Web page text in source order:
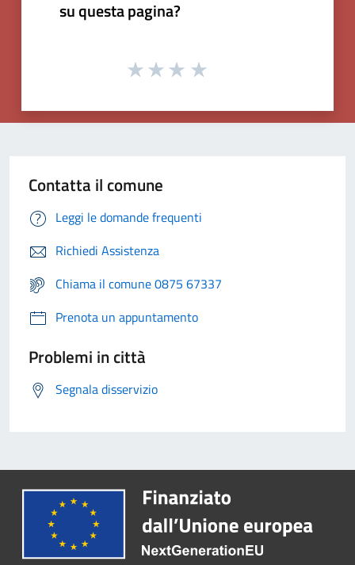
su questa pagina?
Contatta il comune
Leggi le domande frequenti
Richiedi Assistenza
Chiama il comune 0875 67337
Prenota un appuntamento
Problemi in città
Segnala disservizio